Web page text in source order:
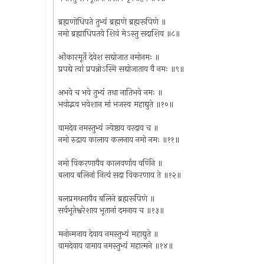
ब्रह्मणोधिपते तुभ्यं ब्रह्मणे ब्रह्मरूपिणे ॥
नमो ब्रह्माधिपतये शिवं मेऽस्तु सदाशिव ॥८॥
ओंकारमूर्ते देवेश सद्योजात नमोनमः ॥
प्रपद्ये त्वां प्रपन्नोऽस्मि सद्योजाताय वै नमः ॥९॥
अभवे च भवे तुभ्यं तथा नातिभवे नमः ॥
भवोद्भव भवेशान मां भजस्व महाद्युते ॥१०॥
वामदेव नमस्तुभ्यं ज्येष्ठाय वरदाय च ॥
नमो रुद्राय कालाय कलनाय नमो नमः ॥११॥
नमो विकरणायैव कालवर्णाय वर्णिने ॥
बलाय बलिनां नित्यं सदा विकरणाय ते ॥१२॥
बलप्रमथनायैव बलिने ब्रह्मरूपिणे ॥
सर्वभूतेश्वरेशाय भूतानां दमनाय च ॥१३॥
मनोन्मनाय देवाय नमस्तुभ्यं महाद्युते ॥
वामदेवाय वामाय नमस्तुभ्यं महात्मने ॥१४॥